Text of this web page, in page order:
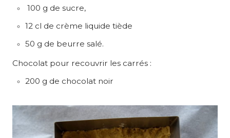
100 g de sucre,
12 cl de crème liquide tiède
50 g de beurre salé.
Chocolat pour recouvrir les carrés :
200 g de chocolat noir